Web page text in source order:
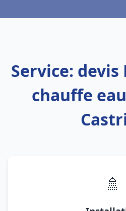
Service: devis
chauffe
🚿